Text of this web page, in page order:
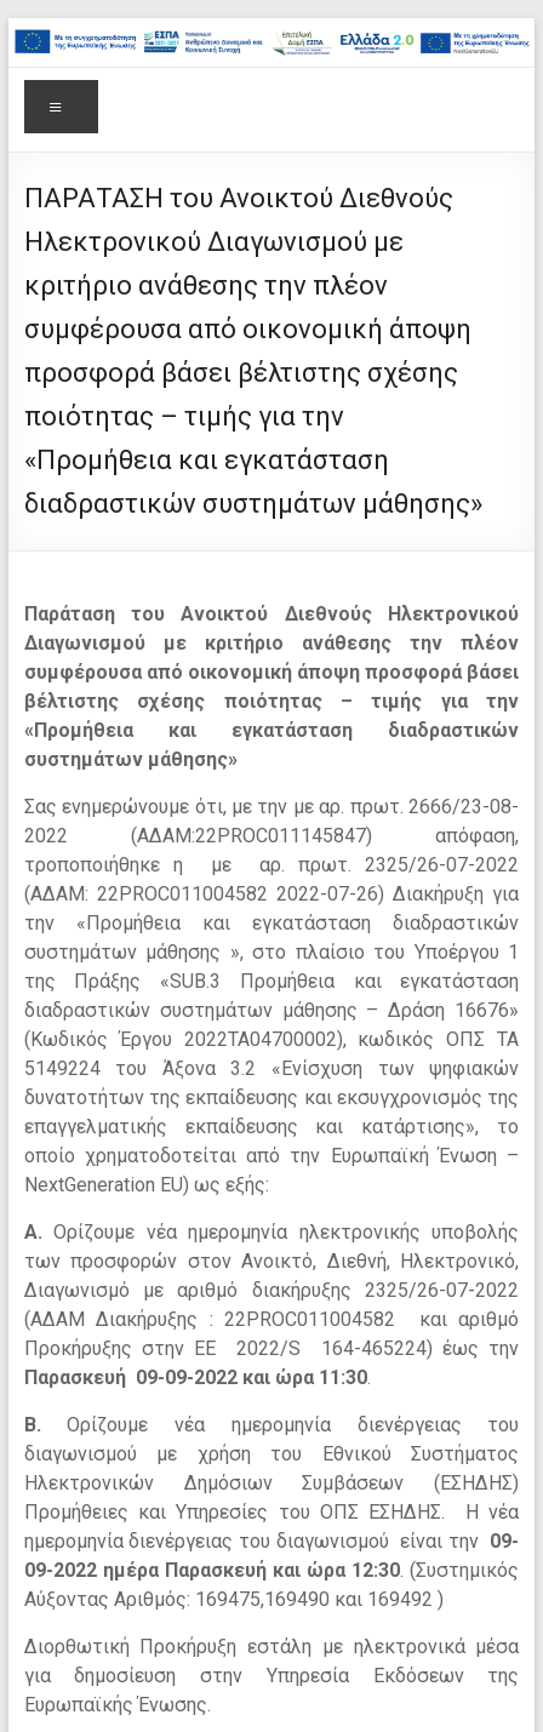
στο
περιεχόμενο
Μετάβαση
στο
περιεχόμενο
Επιτελική
Δομή
Υπουργείου
Παιδείας,
Θρησκευμάτων
και
Αθλητισμού
ΠΑΡΑΤΑΣΗ του Ανοικτού Διεθνούς
Ηλεκτρονικού Διαγωνισμού με
κριτήριο ανάθεσης την πλέον
συμφέρουσα από οικονομική άποψη
προσφορά βάσει βέλτιστης σχέσης
ποιότητας – τιμής για την
«Προμήθεια και εγκατάσταση
διαδραστικών συστημάτων μάθησης»
Παράταση του Ανοικτού Διεθνούς Ηλεκτρονικού
Διαγωνισμού με κριτήριο ανάθεσης την πλέον
συμφέρουσα από οικονομική άποψη προσφορά βάσει
βέλτιστης σχέσης ποιότητας – τιμής για την
«Προμήθεια και εγκατάσταση διαδραστικών
συστημάτων μάθησης»
Σας ενημερώνουμε ότι, με την με αρ. πρωτ. 2666/23-08-
2022 (ΑΔΑΜ:22PROC011145847) απόφαση,
τροποποιήθηκε η με αρ. πρωτ. 2325/26-07-2022
(ΑΔΑΜ: 22PROC011004582 2022-07-26) Διακήρυξη για
την «Προμήθεια και εγκατάσταση διαδραστικών
συστημάτων μάθησης », στο πλαίσιο του Υποέργου 1
της Πράξης «SUB.3 Προμήθεια και εγκατάσταση
διαδραστικών συστημάτων μάθησης – Δράση 16676»
(Κωδικός Έργου 2022ΤΑ04700002), κωδικός ΟΠΣ ΤΑ
5149224 του Άξονα 3.2 «Ενίσχυση των ψηφιακών
δυνατοτήτων της εκπαίδευσης και εκσυγχρονισμός της
επαγγελματικής εκπαίδευσης και κατάρτισης», το
οποίο χρηματοδοτείται από την Ευρωπαϊκή Ένωση –
NextGeneration EU) ως εξής:
Α. Ορίζουμε νέα ημερομηνία ηλεκτρονικής υποβολής
των προσφορών στον Ανοικτό, Διεθνή, Ηλεκτρονικό,
Διαγωνισμό με αριθμό διακήρυξης 2325/26-07-2022
(ΑΔΑΜ Διακήρυξης : 22PROC011004582 και αριθμό
Προκήρυξης στην ΕΕ 2022/S 164-465224) έως την
Παρασκευή 09-09-2022 και ώρα 11:30.
Β. Ορίζουμε νέα ημερομηνία διενέργειας του
διαγωνισμού με χρήση του Εθνικού Συστήματος
Ηλεκτρονικών Δημόσιων Συμβάσεων (ΕΣΗΔΗΣ)
Προμήθειες και Υπηρεσίες του ΟΠΣ ΕΣΗΔΗΣ. Η νέα
ημερομηνία διενέργειας του διαγωνισμού είναι την 09-
09-2022 ημέρα Παρασκευή και ώρα 12:30. (Συστημικός
Αύξοντας Αριθμός: 169475,169490 και 169492 )
Διορθωτική Προκήρυξη εστάλη με ηλεκτρονικά μέσα
για δημοσίευση στην Υπηρεσία Εκδόσεων της
Ευρωπαϊκής Ένωσης.